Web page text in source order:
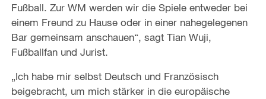
Fußball. Zur WM werden wir die Spiele entweder bei
einem Freund zu Hause oder in einer nahegelegenen
Bar gemeinsam anschauen“, sagt Tian Wuji,
Fußballfan und Jurist.
„Ich habe mir selbst Deutsch und Französisch
beigebracht, um mich stärker in die europäische